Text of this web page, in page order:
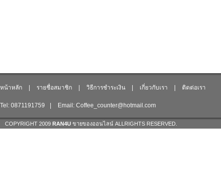
หน้าหลัก รายชื่อสมาชิก วิธีการชำระเงิน เกี่ยวกับเรา ติดต่อเรา
Tel: 0871191759 Email: Coffee_counter@hotmail.com
COPYRIGHT 2009 RAN4U ขายของออนไลน์ ALLRIGHTS RESERVED.